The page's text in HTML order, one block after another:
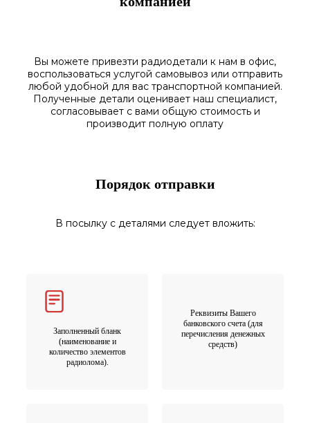
Вы можете привезти радиодетали к нам в офис,
воспользоваться услугой самовывоз или отправить
любой удобной для вас транспортной компанией.
Полученные детали оценивает наш специалист,
согласовываетс вами общую стоимость и
производит полную оплату
Порядок отправки
В посылку с деталями следует вложить:
Заполненный бланк
(наименование и
количество элементов
радиолома).
Реквизиты Вашего
банковского счета (для
перечисления денежных
средств)